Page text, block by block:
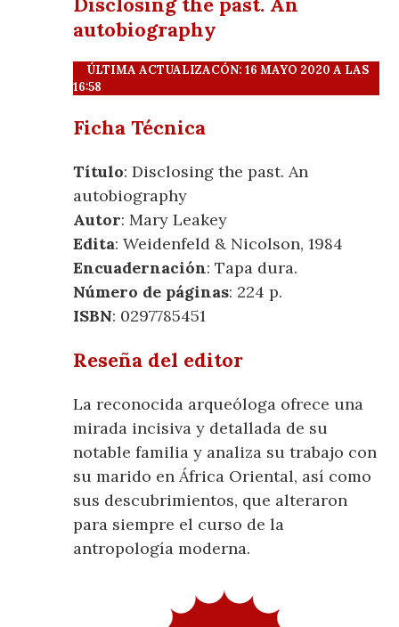
autobiography
ÚLTIMA ACTUALIZACÓN: 16 MAYO 2020 A LAS
16:58
Ficha Técnica
Título: Disclosing the past. An
autobiography
Autor: Mary Leakey
Edita: Weidenfeld & Nicolson, 1984
Encuadernación: Tapa dura.
Número de páginas: 224 p.
ISBN: 0297785451
Reseña del editor
La reconocida arqueóloga ofrece una
mirada incisiva y detallada de su
notable familia y analiza su trabajo con
su marido en África Oriental, así como
sus descubrimientos, que alteraron
para siempre el curso de la
antropología moderna.